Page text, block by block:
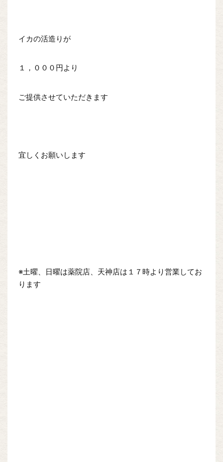
イカの活造りが
１，０００円より
ご提供させていただきます
宜しくお願いします
※土曜、日曜は薬院店、天神店は１７時より営業してお
ります